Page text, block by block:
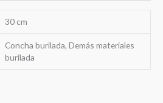
30 cm
Concha burilada, Demás materiales
burilada